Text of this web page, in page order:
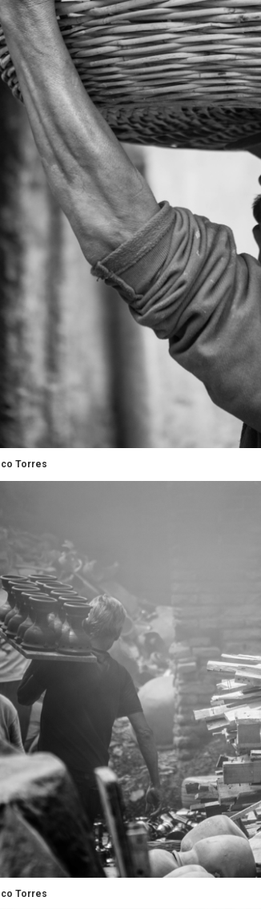
Torres
Torres